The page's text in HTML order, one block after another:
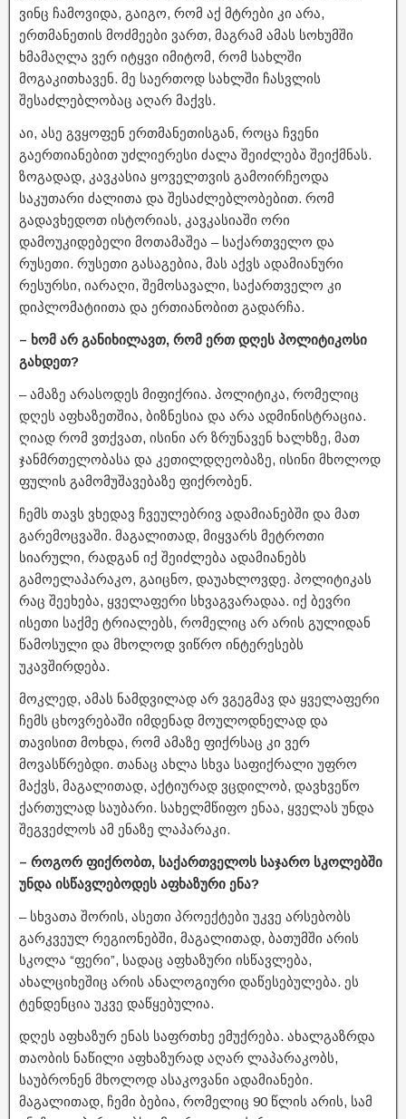
ვინც ჩამოვიდა, გაიგო, რომ აქ მტრები კი არა,
ერთმანეთის მოძმეები ვართ, მაგრამ ამას სოხუმში
ხმამაღლა ვერ იტყვი იმიტომ, რომ სახლში
მოგაკითხავენ. მე საერთოდ სახლში ჩასვლის
შესაძლებლობაც აღარ მაქვს.
აი, ასე გვყოფენ ერთმანეთისგან, როცა ჩვენი
გაერთიანებით უძლიერესი ძალა შეიძლება შეიქმნას.
ზოგადად, კავკასია ყოველთვის გამოირჩეოდა
საკუთარი ძალითა და შესაძლებლობებით. რომ
გადავხედოთ ისტორიას, კავკასიაში ორი
დამოუკიდებელი მოთამაშეა – საქართველო და
რუსეთი. რუსეთი გასაგებია, მას აქვს ადამიანური
რესურსი, იარაღი, შემოსავალი, საქართველო კი
დიპლომატიითა და ერთიანობით გადარჩა.
– ხომ არ განიხილავთ, რომ ერთ დღეს პოლიტიკოსი
გახდეთ?
– ამაზე არასოდეს მიფიქრია. პოლიტიკა, რომელიც
დღეს აფხაზეთშია, ბიზნესია და არა ადმინისტრაცია.
ღიად რომ ვთქვათ, ისინი არ ზრუნავენ ხალხზე, მათ
ჯანმრთელობასა და კეთილდღეობაზე, ისინი მხოლოდ
ფულის გამომუშავებაზე ფიქრობენ.
ჩემს თავს ვხედავ ჩვეულებრივ ადამიანებში და მათ
გარემოცვაში. მაგალითად, მიყვარს მეტროთი
სიარული, რადგან იქ შეიძლება ადამიანებს
გამოელაპარაკო, გაიცნო, დაუახლოვდე. პოლიტიკას
რაც შეეხება, ყველაფერი სხვაგვარადაა. იქ ბევრი
ისეთი საქმე ტრიალებს, რომელიც არ არის გულიდან
წამოსული და მხოლოდ ვიწრო ინტერესებს
უკავშირდება.
მოკლედ, ამას ნამდვილად არ ვგეგმავ და ყველაფერი
ჩემს ცხოვრებაში იმდენად მოულოდნელად და
თავისით მოხდა, რომ ამაზე ფიქრსაც კი ვერ
მოვასწრებდი. თანაც ახლა სხვა საფიქრალი უფრო
მაქვს, მაგალითად, აქტიურად ვცდილობ, დავხვეწო
ქართულად საუბარი. სახელმწიფო ენაა, ყველას უნდა
შეგვეძლოს ამ ენაზე ლაპარაკი.
– როგორ ფიქრობთ, საქართველოს საჯარო სკოლებში
უნდა ისწავლებოდეს აფხაზური ენა?
– სხვათა შორის, ასეთი პროექტები უკვე არსებობს
გარკვეულ რეგიონებში, მაგალითად, ბათუმში არის
სკოლა “ფერი”, სადაც აფხაზური ისწავლება,
ახალციხეშიც არის ანალოგიური დაწესებულება. ეს
ტენდენცია უკვე დაწყებულია.
დღეს აფხაზურ ენას საფრთხე ემუქრება. ახალგაზრდა
თაობის ნაწილი აფხაზურად აღარ ლაპარაკობს,
საუბრონენ მხოლოდ ასაკოვანი ადამიანები.
მაგალითად, ჩემი ბებია, რომელიც 90 წლის არის, სამ